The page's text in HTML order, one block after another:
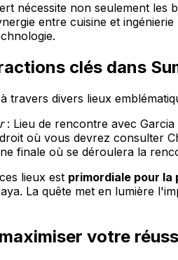
nécessite non seulement les
entre cuisine et
clés dans
travers divers lieux
: Lieu de rencontre avec
où vous devrez consulter
finale où se déroulera la
lieux est primordiale pour
La quête met en lumière
votre